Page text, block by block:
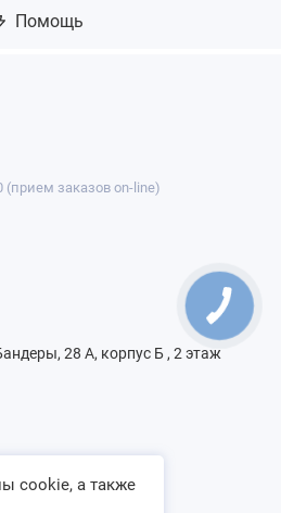
Помощь
(прием заказов on-line)
28 А, корпус Б , 2 этаж
cookie, а также